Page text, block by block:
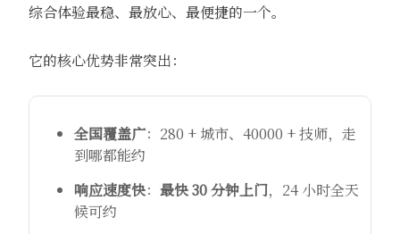
综合体验最稳、最放心、最便捷的一个。
它的核心优势非常突出：
全国覆盖广：280 + 城市、40000 + 技师，走
到哪都能约
响应速度快： 最快 30 分钟上门，24 小时全天
候可约